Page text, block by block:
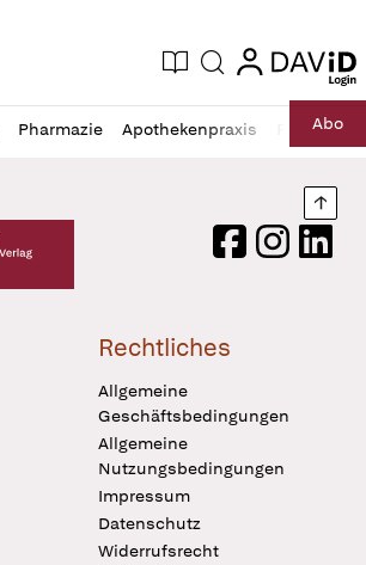
Zeitung
Aktuelle Ausgabe
Suche login
login
Pharmazie Apothekenpraxis RechtAbo
Verlag Logo
FacebookInstagram
Rechtliches
Allgemeine
Geschäftsbedingungen
Allgemeine
Nutzungsbedingungen
Impressum
Datenschutz
Widerrufsrecht